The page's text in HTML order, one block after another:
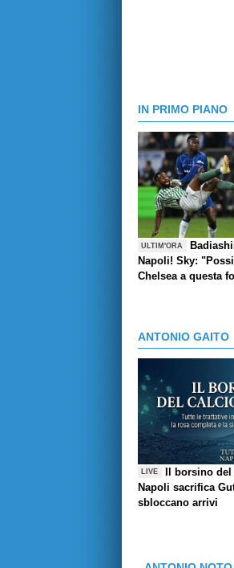
IN PRIMO PIANO
ULTIM'ORA
Napoli! Sky:
Chelsea a questa
ANTONIO GAITO
LIVE
Il borsino del
Napoli sacrifica
sbloccano arrivi